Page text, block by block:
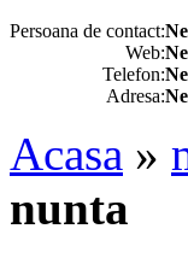
Persoana de contact:
Web:
Telefon:
Adresa:
Acasa »
nunta